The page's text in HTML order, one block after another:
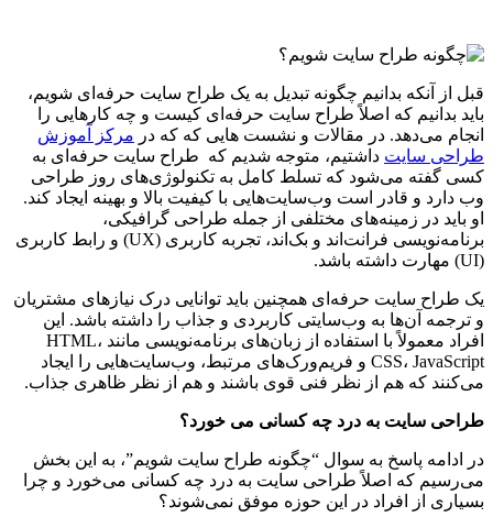
قبل از آنکه بدانیم چگونه تبدیل به یک طراح سایت حرفه‌ای شویم،
باید بدانیم که اصلاً طراح سایت حرفه‌ای کیست و چه کارهایی را
انجام می‌دهد. در مقالات و نشست هایی که که در مرکز آموزش
طراحی سایت داشتیم، متوجه شدیم که طراح سایت حرفه‌ای به
کسی گفته می‌شود که تسلط کامل به تکنولوژی‌های روز طراحی
وب دارد و قادر است وب‌سایت‌هایی با کیفیت بالا و بهینه ایجاد کند.
او باید در زمینه‌های مختلفی از جمله طراحی گرافیکی،
برنامه‌نویسی فرانت‌اند و بک‌اند، تجربه کاربری (UX) و رابط کاربری
(UI) مهارت داشته باشد.
یک طراح سایت حرفه‌ای همچنین باید توانایی درک نیازهای مشتریان
و ترجمه آن‌ها به وب‌سایتی کاربردی و جذاب را داشته باشد. این
افراد معمولاً با استفاده از زبان‌های برنامه‌نویسی مانند HTML،
CSS، JavaScript و فریم‌ورک‌های مرتبط، وب‌سایت‌هایی را ایجاد
می‌کنند که هم از نظر فنی قوی باشند و هم از نظر ظاهری جذاب.
طراحی سایت به درد چه کسانی می خورد؟
در ادامه پاسخ به سوال “چگونه طراح سایت شویم”، به این بخش
می‌رسیم که اصلاً طراحی سایت به درد چه کسانی می‌خورد و چرا
بسیاری از افراد در این حوزه موفق نمی‌شوند؟